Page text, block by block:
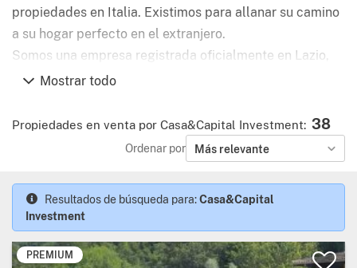
propiedades en Italia. Existimos para allanar su camino
a su hogar perfecto en el extranjero.
Somos una empresa registrada oficialmente en Lazio,
Italia (camera di commercio) REA / CCIAA Roma n.
realizar todos los aspectos de una transacción de
bienes raíces; Contamos con un grupo de consultoría de
expertos financieros, de ingeniería, lingüísticos y
legales.
Con nuestra asistencia, INVERTIR EN ITALIA NUNCA
HA SIDO TAN FÁCIL Y SEGURO ...
Mostrar todo
Propiedades en venta por Casa&Capital Investment: 38
Ordenar por Más relevante
Resultados de búsqueda para:Casa&Capital
Investment
PREMIUM